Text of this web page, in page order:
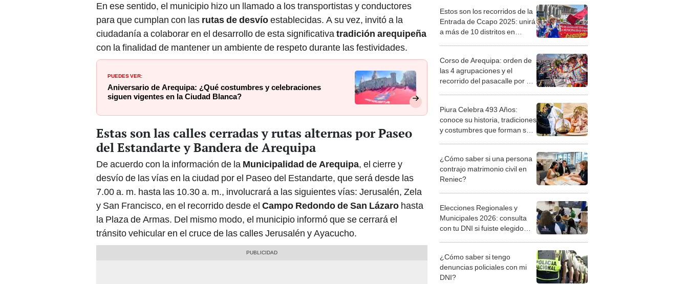
En ese sentido, el municipio hizo un llamado a los transportistas y conductores
para que cumplan con las rutas de desvíoestablecidas. A su vez, invitó a la
ciudadanía a colaborar en el desarrollo de esta significativatradición arequipeña
con la finalidad de mantener un ambiente de respeto durante las festividades.
PUEDES VER:
Aniversario de Arequipa: ¿Qué costumbres y celebraciones
siguen vigentes en la Ciudad Blanca?
Estas son las calles cerradas y rutas alternas por Paseo
del Estandarte y Bandera de Arequipa
De acuerdo con la información de la Municipalidad de Arequipa, el cierre y
desvío de las vías en la ciudad por el Paseo del Estandarte, que será desde las
7.00 a. m. hasta las 10.30 a. m., involucrará a las siguientes vías: Jerusalén, Zela
y San Francisco, en el recorrido desde el Campo Redondo de San Lázaro hasta
la Plaza de Armas. Del mismo modo, el municipio informó que se cerrará el
tránsito vehicular en el cruce de las calles Jerusalén y Ayacucho.
Estos son los recorridos de la
Entrada de Ccapo 2025: unirá
a más de 10 distritos en
Corso de Arequipa: orden de
las 4 agrupaciones y el
recorrido del pasacalle por su
Piura Celebra 493 Años:
conoce su historia, tradiciones
y costumbres que forman su
¿Cómo saber si una persona
contrajo matrimonio civil en
Reniec?
Elecciones Regionales y
Municipales 2026: consulta
con tu DNI si fuiste elegido
la ONPE
¿Cómo saber si tengo
denuncias policiales con mi
DNI?